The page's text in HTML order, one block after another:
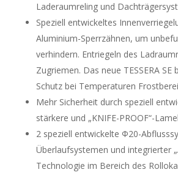
Laderaumreling und
Speziell entwickeltes
Aluminium-Sperrzähnen, um
verhindern. Entriegeln des
Zugriemen. Das neue TESSERA SE
Schutz bei Temperaturen
Mehr Sicherheit durch speziell
stärkere und „KNIFE-PROOF“-
2 speziell entwickelte Φ20-
Überlaufsystemen und integrierter
Technologie im Bereich des